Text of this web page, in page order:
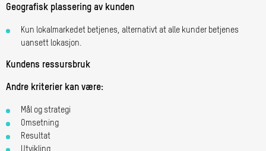
Geografisk plassering av kunden
Kun lokalmarkedet betjenes, alternativt at alle kunder betjenes
uansett lokasjon.
Kundens ressursbruk
Andre kriterier kan være:
Mål og strategi
Omsetning
Resultat
Utvikling